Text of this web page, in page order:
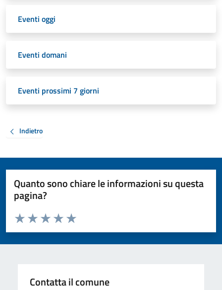
Eventi oggi
Eventi domani
Eventi prossimi 7 giorni
Indietro
Quanto sono chiare le informazioni su questa
pagina?
Valuta da 1 a 5 stelle la pagina
Valuta 5 stelle su 5
Valuta 4 stelle su 5
Valuta 3 stelle su 5
Valuta 2 stelle su 5
Valuta 1 stelle su 5
Contatta il comune